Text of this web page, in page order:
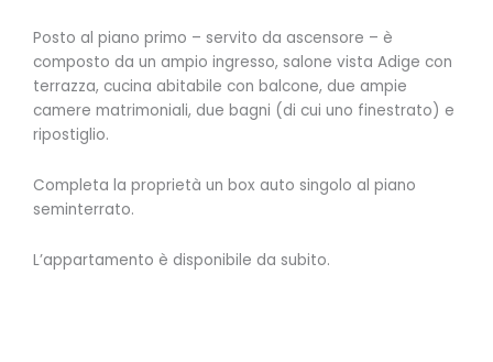
Posto al piano primo – servito da ascensore – è
composto da un ampio ingresso, salone vista Adige con
terrazza, cucina abitabile con balcone, due ampie
camere matrimoniali, due bagni (di cui uno finestrato) e
ripostiglio.
Completa la proprietà un box auto singolo al piano
seminterrato.
L’appartamento è disponibile da subito.